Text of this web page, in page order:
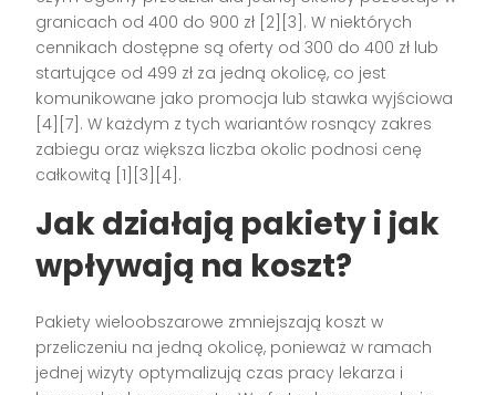
granicach od 400 do 900 zł [2][3]. W niektórych
cennikach dostępne są oferty od 300 do 400 zł lub
startujące od 499 zł za jedną okolicę, co jest
komunikowane jako promocja lub stawka wyjściowa
[4][7]. W każdym z tych wariantów rosnący zakres
zabiegu oraz większa liczba okolic podnosi cenę
całkowitą [1][3][4].
Jak działają pakiety i jak
wpływają na koszt?
Pakiety wieloobszarowe zmniejszają koszt w
przeliczeniu na jedną okolicę, ponieważ w ramach
jednej wizyty optymalizują czas pracy lekarza i